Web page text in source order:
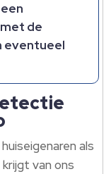
de
eventueel
als
van ons